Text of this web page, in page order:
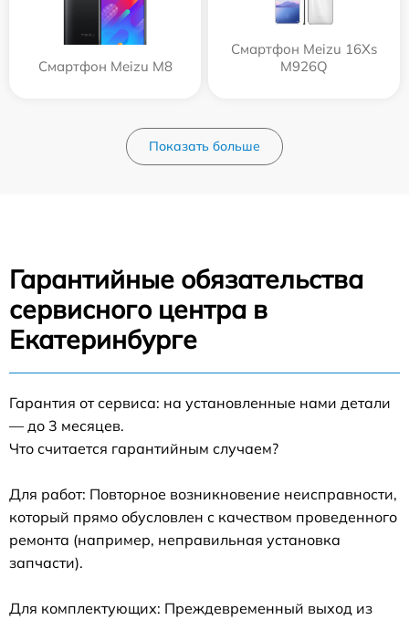
Смартфон Meizu M8
Смартфон Meizu 16Xs
M926Q
Показать больше
Гарантийные обязательства
сервисного центра в
Екатеринбурге
Гарантия от сервиса: на установленные нами детали
— до 3 месяцев.
Что считается гарантийным случаем?
Для работ: Повторное возникновение неисправности,
который прямо обусловлен с качеством проведенного
ремонта (например, неправильная установка
запчасти).
Для комплектующих: Преждевременный выход из